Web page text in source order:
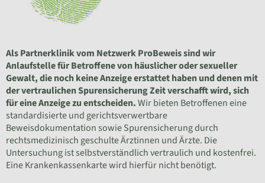
Als Partnerklinik vom Netzwerk ProBeweis sind wir
Anlaufstelle für Betroffene von häuslicher oder sexueller
Gewalt, die noch keine Anzeige erstattet haben und denen mit
der vertraulichen Spurensicherung Zeit verschafft wird, sich
für eine Anzeige zu entscheiden.Wir bieten Betroffenen eine
standardisierte und gerichtsverwertbare
Beweisdokumentation sowie Spurensicherung durch
rechtsmedizinisch geschulte Ärztinnen und Ärzte. Die
Untersuchung ist selbstverständlich vertraulich und kostenfrei.
Eine Krankenkassenkarte wird hierfür nicht benötigt.